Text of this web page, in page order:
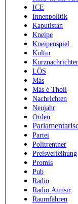
ICE
Innenpolitik
Kaputistan
Kneipe
Kneipenspiel
Kultur
LÖS
Más
Más é Thoil
Nachrichten
Neujahr
Orden
Partei
Politrentner
Preisverleihung
Promis
Pub
Radio
Radio Aimsir
Raumfähren